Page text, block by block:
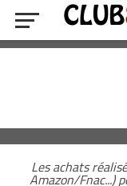
Les achats
Amazon/Fnac...)